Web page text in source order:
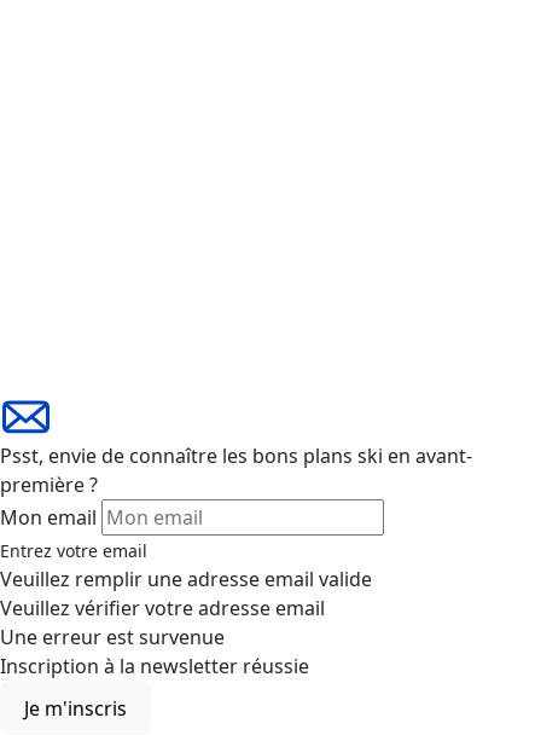
première ?
Mon email
Entrez votre email
Veuillez remplir une adresse email valide
Veuillez vérifier votre adresse email
Une erreur est survenue
Inscription à la newsletter réussie
Je m'inscris
Suivez-nous !